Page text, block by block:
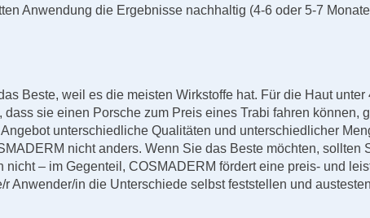
Anwendung die Ergebnisse nachhaltig (4-6 oder 5-7
Beste, weil es die meisten Wirkstoffe hat. Für die Haut
sie einen Porsche zum Preis eines Trabi fahren können,
unterschiedliche Qualitäten und unterschiedlicher
nicht anders. Wenn Sie das Beste möchten, sollten
– im Gegenteil, COSMADERM fördert eine preis- und
Anwender/in die Unterschiede selbst feststellen und